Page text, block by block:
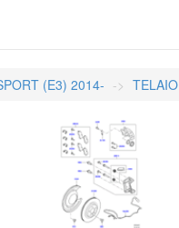
(E3) 2014- TELAIO